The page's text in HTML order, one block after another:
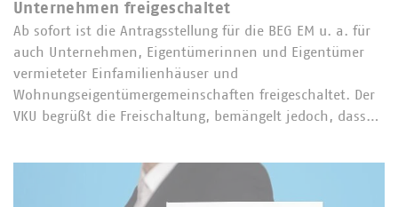
Unternehmen freigeschaltet
Ab sofort ist die Antragsstellung für die BEG EM u. a. für
auch Unternehmen, Eigentümerinnen und Eigentümer
vermieteter Einfamilienhäuser und
Wohnungseigentümergemeinschaften freigeschaltet. Der
VKU begrüßt die Freischaltung, bemängelt jedoch, dass…